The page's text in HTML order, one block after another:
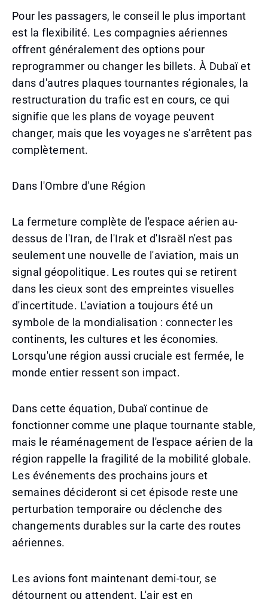
Pour les passagers, le conseil le plus important
est la flexibilité. Les compagnies aériennes
offrent généralement des options pour
reprogrammer ou changer les billets. À Dubaï et
dans d'autres plaques tournantes régionales, la
restructuration du trafic est en cours, ce qui
signifie que les plans de voyage peuvent
changer, mais que les voyages ne s'arrêtent pas
complètement.
Dans l'Ombre d'une Région
La fermeture complète de l'espace aérien au-
dessus de l'Iran, de l'Irak et d'Israël n'est pas
seulement une nouvelle de l'aviation, mais un
signal géopolitique. Les routes qui se retirent
dans les cieux sont des empreintes visuelles
d'incertitude. L'aviation a toujours été un
symbole de la mondialisation : connecter les
continents, les cultures et les économies.
Lorsqu'une région aussi cruciale est fermée, le
monde entier ressent son impact.
Dans cette équation, Dubaï continue de
fonctionner comme une plaque tournante stable,
mais le réaménagement de l'espace aérien de la
région rappelle la fragilité de la mobilité globale.
Les événements des prochains jours et
semaines décideront si cet épisode reste une
perturbation temporaire ou déclenche des
changements durables sur la carte des routes
aériennes.
Les avions font maintenant demi-tour, se
détournent ou attendent. L'air est en